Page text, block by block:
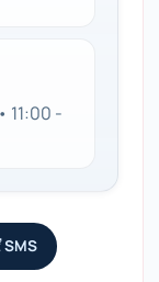
11:00 -